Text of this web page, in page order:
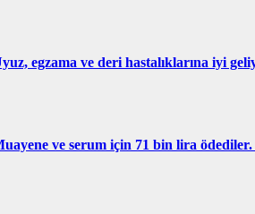
egzama ve deri hastalıklarına iyi
ve serum için 71 bin lira